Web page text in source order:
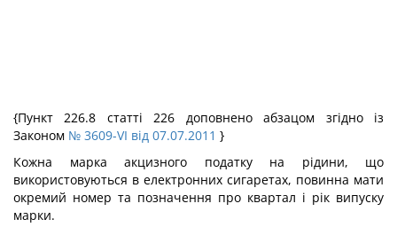
{Пункт 226.8 статті 226 доповнено абзацом згідно із
Законом № 3609-VI від 07.07.2011 }
Кожна марка акцизного податку на рідини, що
використовуються в електронних сигаретах, повинна мати
окремий номер та позначення про квартал і рік випуску
марки.